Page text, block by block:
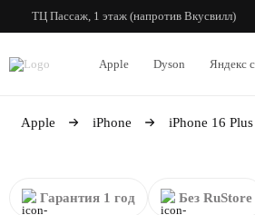
ТЦ Пассаж, 1 этаж (напротив Вкусвилл)
Apple Dyson Яндекс
Apple iPhone iPhone 16 Plus
Гарантия 1 год Без RuStore